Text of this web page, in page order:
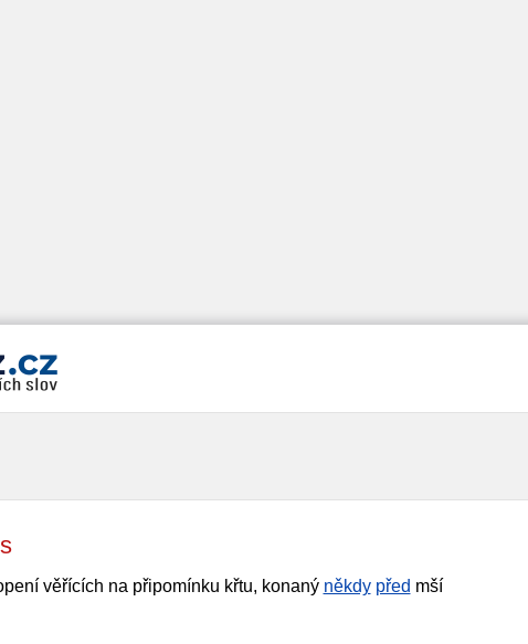
věřících na připomínku křtu, konaný někdy před mší